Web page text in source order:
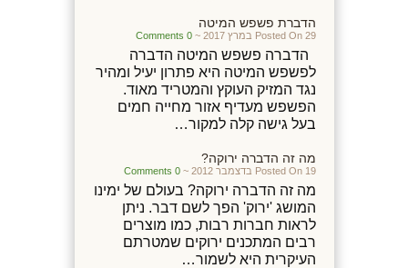
הדברת פשפש המיטה
Posted On 29 במרץ 2017 ~ 0 Comments
הדברה פשפש המיטה הדברה
לפשפש המיטה היא פתרון יעיל ומהיר
נגד המזיק העוקץ והמטריד מאוד.
הפשפש מעדיף אזור מחייה חמים
בעל גישה קלה למקור…
מה זה הדברה ירוקה?
Posted On 19 בדצמבר 2012 ~ 0 Comments
מה זה הדברה ירוקה? בעולם של ימינו
המושג 'ירוק' הפך לשם דבר. ניתן
לראות חברות רבות, כמו מוצרים
רבים המתכנים ירוקים שמטרתם
העיקרית היא לשמור…